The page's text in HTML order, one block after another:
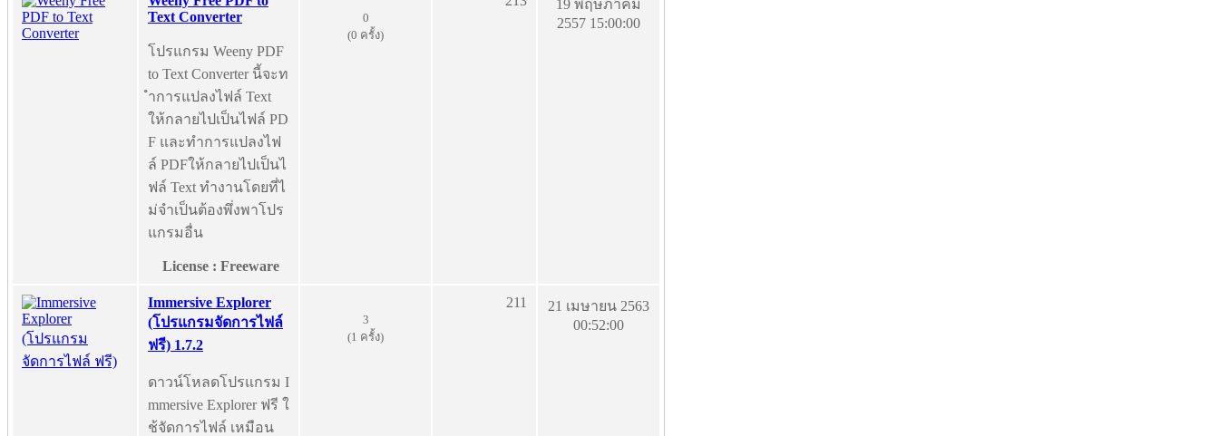
Text Converter
โปรแกรม Weeny PDF
to Text Converter นี้จะท
ำการแปลงไฟล์ Text
ให้กลายไปเป็นไฟล์ PD
F และทำการแปลงไฟ
ล์ PDFให้กลายไปเป็นไ
ฟล์ Text ทำงานโดยที่ไ
ม่จำเป็นต้องพึ่งพาโปร
แกรมอื่น
License : Freeware
0
(0 ครั้ง)
19 พฤษภาคม
2557 15:00:00
Immersive Explorer
(โปรแกรมจัดการไฟล์
ฟรี) 1.7.2
ดาวน์โหลดโปรแกรม I
mmersive Explorer ฟรี ใ
ช้จัดการไฟล์ เหมือน
3
(1 ครั้ง)
211
21 เมษายน 2563
00:52:00